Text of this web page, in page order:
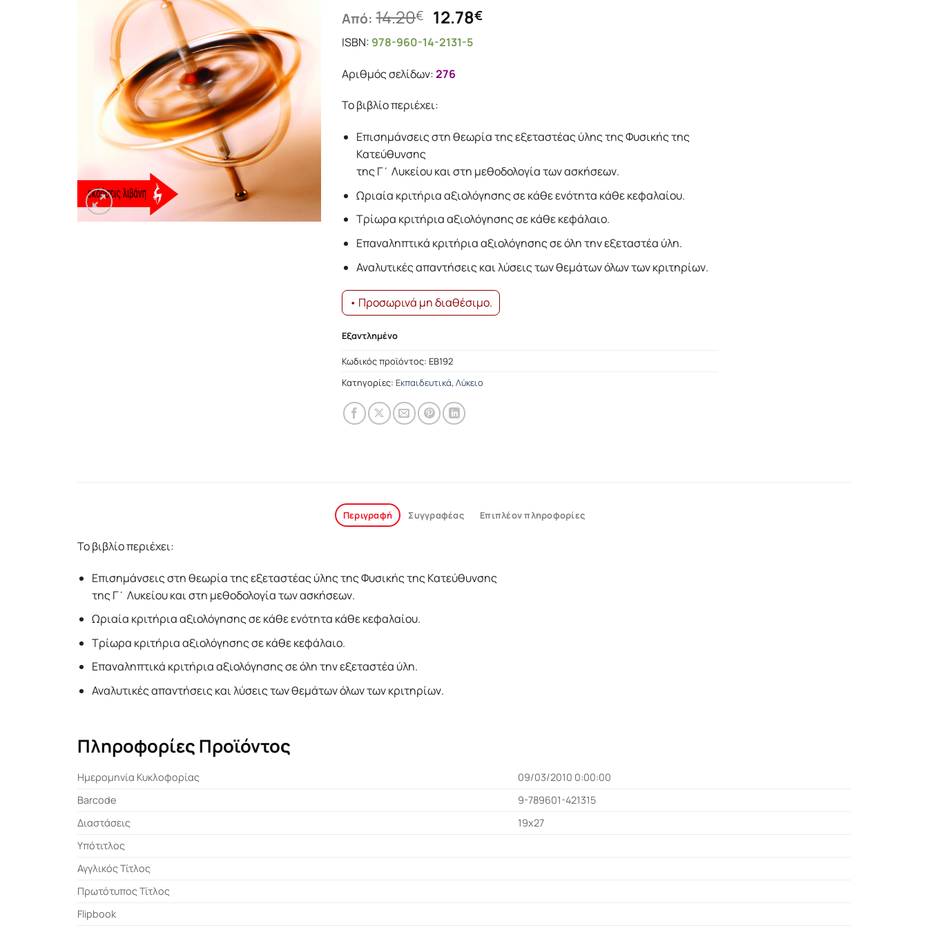
Από:14.20€ Original
price
was:
14.20€.
12.78€Η
ISBN: 978-960-14-2131-5
Αριθμός σελίδων:276
Το βιβλίο περιέχει:
Επισημάνσεις στη θεωρία της εξεταστέας ύλης της Φυσικής της
Κατεύθυνσης
της Γ΄ Λυκείου και στη μεθοδολογία των ασκήσεων.
Ωριαία κριτήρια αξιολόγησης σε κάθε ενότητα κάθε κεφαλαίου.
Τρίωρα κριτήρια αξιολόγησης σε κάθε κεφάλαιο.
Επαναληπτικά κριτήρια αξιολόγησης σε όλη την εξεταστέα ύλη.
Αναλυτικές απαντήσεις και λύσεις των θεμάτων όλων των κριτηρίων.
• Προσωρινά μη διαθέσιμο.
Εξαντλημένο
Κωδικός προϊόντος:ΕΒ192
Κατηγορίες: Εκπαιδευτικά,Λύκειο
Περιγραφή Συγγραφέας Επιπλέον πληροφορίες
Το βιβλίο περιέχει:
Επισημάνσεις στη θεωρία της εξεταστέας ύλης της Φυσικής της Κατεύθυνσης
της Γ΄ Λυκείου και στη μεθοδολογία των ασκήσεων.
Ωριαία κριτήρια αξιολόγησης σε κάθε ενότητα κάθε κεφαλαίου.
Τρίωρα κριτήρια αξιολόγησης σε κάθε κεφάλαιο.
Επαναληπτικά κριτήρια αξιολόγησης σε όλη την εξεταστέα ύλη.
Αναλυτικές απαντήσεις και λύσεις των θεμάτων όλων των κριτηρίων.
Πληροφορίες Προϊόντος
Ημερομηνία Κυκλοφορίας
09/03/2010 0:00:00
Barcode
9-789601-421315
Διαστάσεις
19x27
Υπότιτλος
Αγγλικός Τίτλος
Πρωτότυπος Τίτλος
Flipbook